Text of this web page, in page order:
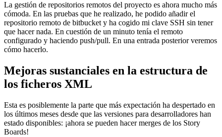
La gestión de repositorios remotos del proyecto es ahora mucho más
cómoda. En las pruebas que he realizado, he podido añadir el
repositorio remoto de bitbucket y ha cogido mi clave SSH sin tener
que hacer nada. En cuestión de un minuto tenía el remoto
configurado y haciendo push/pull. En una entrada posterior veremos
cómo hacerlo.
Mejoras sustanciales en la estructura de
los ficheros XML
Esta es posiblemente la parte que más expectación ha despertado en
los últimos meses desde que las versiones para desarrolladores han
estado disponibles: ¡ahora se pueden hacer merges de los Story
Boards!